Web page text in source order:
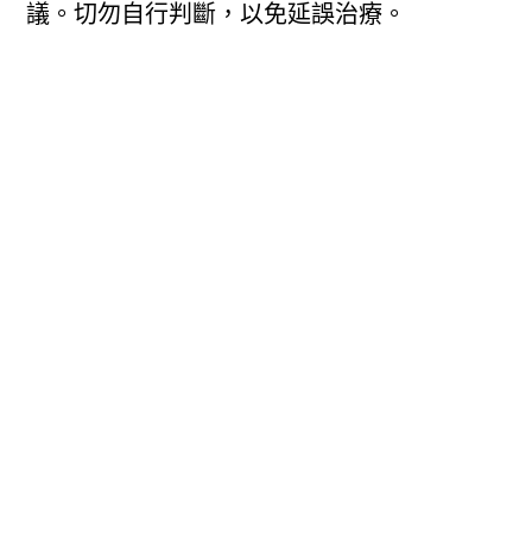
議。切勿自行判斷，以免延誤治療。